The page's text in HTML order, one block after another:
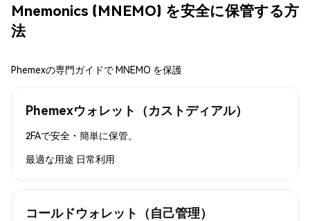
Mnemonics (MNEMO) を安全に保管する方
法
Phemexの専門ガイドで MNEMO を保護
Phemexウォレット（カストディアル）
2FAで安全・簡単に保管。
最適な用途 日常利用
コールドウォレット（自己管理）